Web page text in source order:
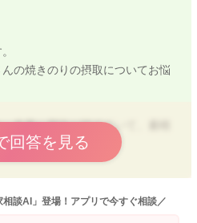
の焼きのりの摂取についてお悩
食事に興味が持てていて、素晴
５０㎍/日、耐容上限量は２５０
回答を見る
談AI」登場！アプリで今すぐ相談／